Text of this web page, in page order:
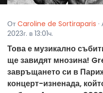
От Caroline de Sortiraparis
2023г. в 13:01ч.
Това е музикално
ще завидят мнозина!
завръщането си в
концерт-изненада,